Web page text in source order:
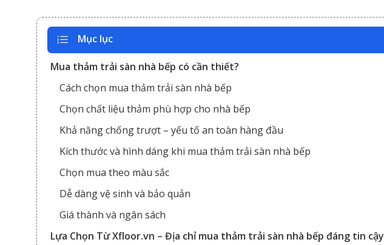
Mục lục
Mua thảm trải sàn nhà bếp có cần thiết?
Cách chọn mua thảm trải sàn nhà bếp
Chọn chất liệu thảm phù hợp cho nhà bếp
Khả năng chống trượt – yếu tố an toàn hàng đầu
Kích thước và hình dáng khi mua thảm trải sàn nhà bếp
Chọn mua theo màu sắc
Dễ dàng vệ sinh và bảo quản
Giá thành và ngân sách
Lựa Chọn Từ Xfloor.vn – Địa chỉ mua thảm trải sàn nhà bếp đáng tin cậy